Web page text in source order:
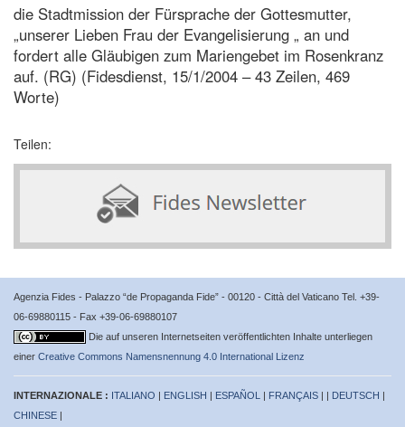
die Stadtmission der Fürsprache der Gottesmutter,
„unserer Lieben Frau der Evangelisierung „ an und
fordert alle Gläubigen zum Mariengebet im Rosenkranz
auf. (RG) (Fidesdienst, 15/1/2004 – 43 Zeilen, 469
Worte)
Teilen:
Agenzia Fides - Palazzo “de Propaganda Fide” - 00120 - Città del Vaticano Tel. +39-
06-69880115 - Fax +39-06-69880107
Die auf unseren Internetseiten veröffentlichten Inhalte unterliegen
einer Creative Commons Namensnennung 4.0 International Lizenz
INTERNAZIONALE : ITALIANO | ENGLISH | ESPAÑOL | FRANÇAIS | | DEUTSCH |
CHINESE |